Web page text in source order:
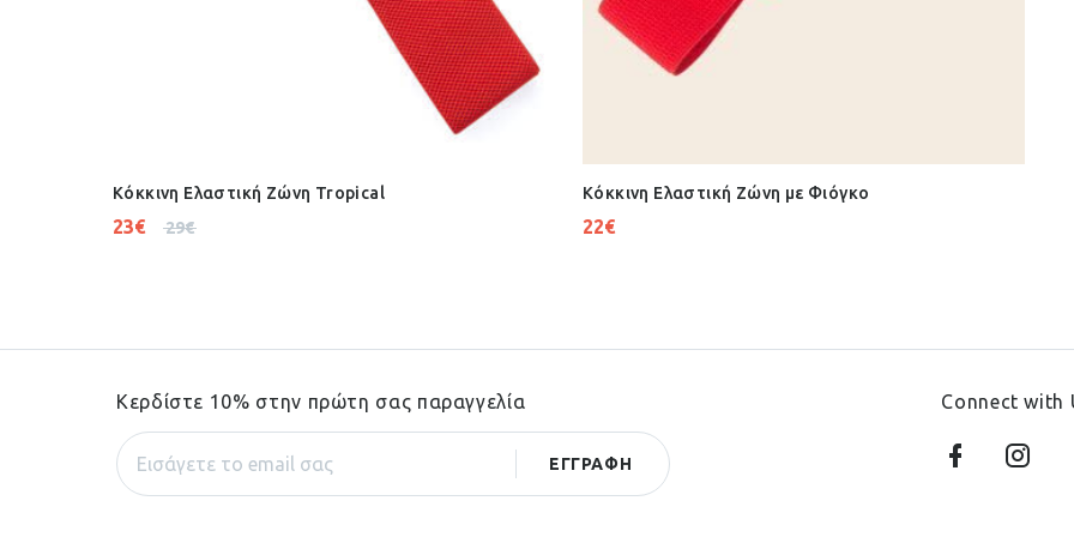
Κόκκινη Ελαστική Ζώνη Tropical
29€
23€
Κόκκινη Ελαστική Ζώνη με Φιόγκο
22€
Κερδίστε 10% στην πρώτη σας παραγγελία Connect with